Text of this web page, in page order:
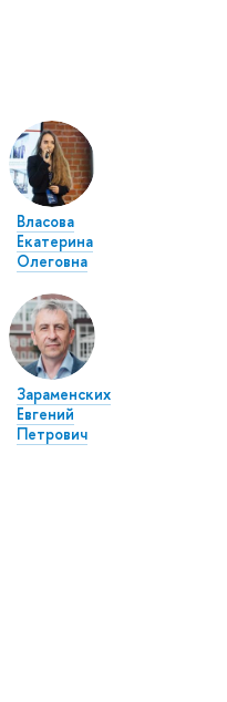
Власова
Екатерина
Олеговна
Зараменских
Евгений
Петрович